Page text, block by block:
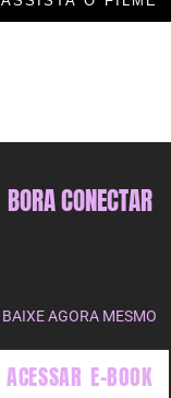
BORA CONECTAR
BAIXE AGORA MESMO
ACESSAR E-BOOK